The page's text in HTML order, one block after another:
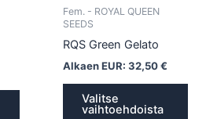
Fem. - ROYAL QUEEN
SEEDS
RQS Green Gelato
Alkaen EUR: 32,50€
Valitse
vaihtoehdoista